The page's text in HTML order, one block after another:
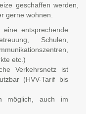
geschaffen werden,
gerne wohnen.
entsprechende
Schulen,
etc.)
Verkehrsnetz ist
(HVV-Tarif bis
möglich, auch im